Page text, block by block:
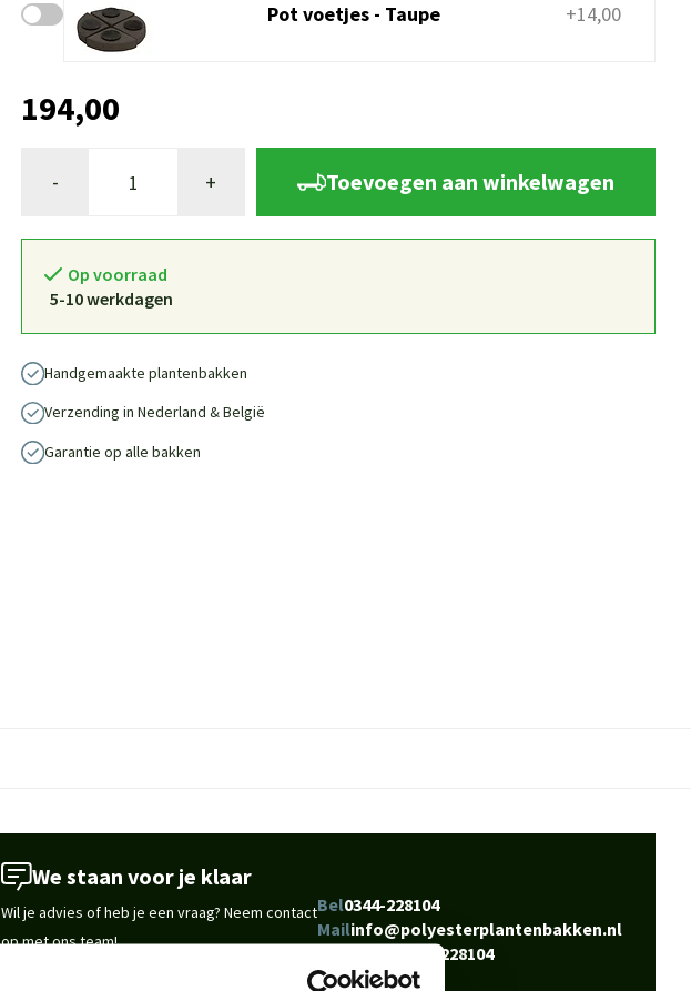
Pot voetjes - Taupe +14,00
194,00
- + Toevoegen aan winkelwagen
Op voorraad
5-10 werkdagen
Handgemaakte plantenbakken
Verzending in Nederland & België
Garantie op alle bakken
We staan voor je klaar
Wil je advies of heb je een vraag? Neem contact
op met ons team!
Bel0344-228104
Mailinfo@polyesterplantenbakken.nl
0344-228104